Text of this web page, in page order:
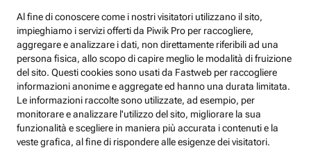
Al fine di conoscere come i nostri visitatori utilizzano il sito,
impieghiamo i servizi offerti da Piwik Pro per raccogliere,
aggregare e analizzare i dati, non direttamente riferibili ad una
persona fisica, allo scopo di capire meglio le modalità di fruizione
del sito. Questi cookies sono usati da Fastweb per raccogliere
informazioni anonime e aggregate ed hanno una durata limitata.
Le informazioni raccolte sono utilizzate, ad esempio, per
monitorare e analizzare l'utilizzo del sito, migliorare la sua
funzionalità e scegliere in maniera più accurata i contenuti e la
veste grafica, al fine di rispondere alle esigenze dei visitatori.